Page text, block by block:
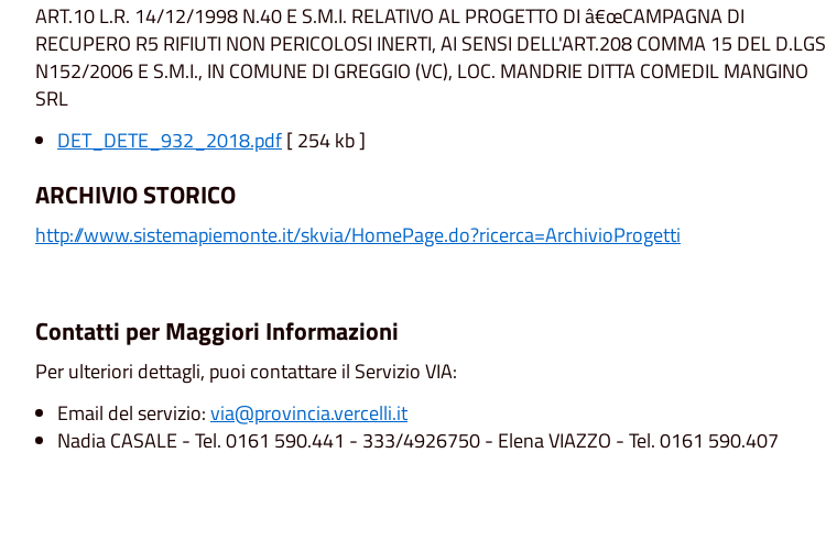
ART.10 L.R. 14/12/1998 N.40 E S.M.I. RELATIVO AL PROGETTO DI â€œCAMPAGNA DI
RECUPERO R5 RIFIUTI NON PERICOLOSI INERTI, AI SENSI DELL'ART.208 COMMA 15 DEL D.LGS
N152/2006 E S.M.I., IN COMUNE DI GREGGIO (VC), LOC. MANDRIE DITTA COMEDIL MANGINO
SRL
DET_DETE_932_2018.pdf[ 254 kb ]
ARCHIVIO STORICO
http://www.sistemapiemonte.it/skvia/HomePage.do?ricerca=ArchivioProgetti
Contatti per Maggiori Informazioni
Per ulteriori dettagli, puoi contattare il Servizio VIA:
Email del servizio:via@provincia.vercelli.it
Nadia CASALE - Tel. 0161 590.441 - 333/4926750 - Elena VIAZZO - Tel. 0161 590.407